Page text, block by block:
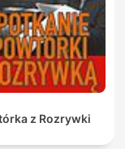
z Rozrywki